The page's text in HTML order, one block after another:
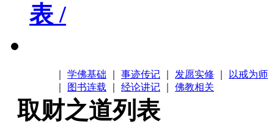
表 /
学佛基础 事迹传记 发愿实修 以戒为师
图书连载 经论讲记 佛教相关
取财之道列表